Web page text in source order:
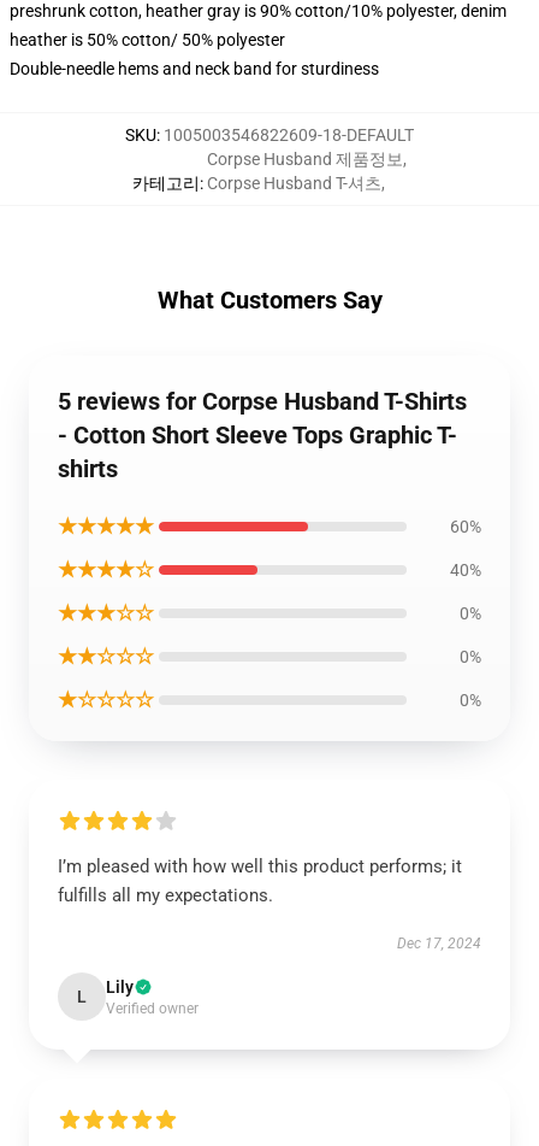
preshrunk cotton, heather gray is 90% cotton/10% polyester, denim
heather is 50% cotton/ 50% polyester
Double-needle hems and neck band for sturdiness
SKU: 1005003546822609-18-DEFAULT
카테고리:
Corpse Husband 제품정보,
Corpse Husband T-셔츠,
What Customers Say
5 reviews for Corpse Husband T-Shirts
- Cotton Short Sleeve Tops Graphic T-
shirts
★★★★★ 60%
★★★★☆ 40%
★★★☆☆ 0%
★★☆☆☆ 0%
★☆☆☆☆ 0%
I’m pleased with how well this product performs; it
fulfills all my expectations.
Dec 17, 2024
L Lily
Verified owner